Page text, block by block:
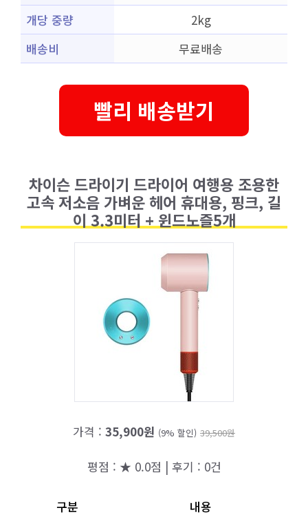
개당 중량
2kg
배송비
무료배송
빨리 배송받기
차이슨 드라이기 드라이어 여행용 조용한
고속 저소음 가벼운 헤어 휴대용, 핑크, 길
이 3.3미터 + 윈드노즐5개
가격 : 35,900원 (9% 할인) 39,500원
평점 : ★ 0.0점 | 후기 : 0건
구분
내용